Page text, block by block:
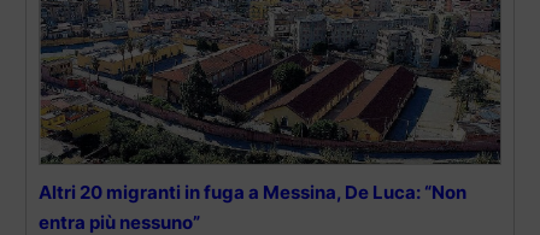
Altri 20 migranti in fuga a Messina, De Luca: “Non
entra più nessuno”